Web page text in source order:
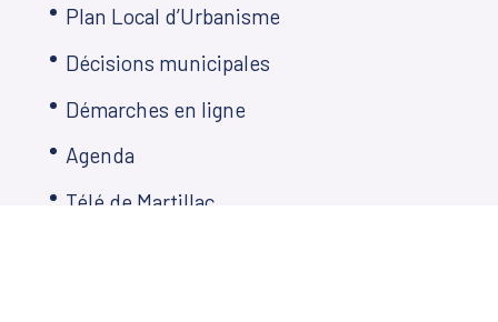
Plan Local d’Urbanisme
Décisions municipales
Démarches en ligne
Agenda
Télé de Martillac